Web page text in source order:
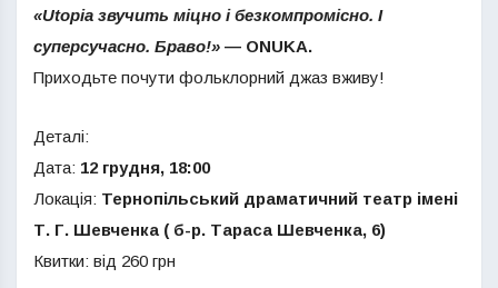
«Utopia звучить міцно і безкомпромісно. І
суперсучасно. Браво!» — ONUKA.
Приходьте почути фольклорний джаз вживу!
Деталі:
Дата: 12 грудня, 18:00
Локація: Тернопільський драматичний театр імені
Т. Г. Шевченка ( б-р. Тараса Шевченка, 6)
Квитки: від 260 грн